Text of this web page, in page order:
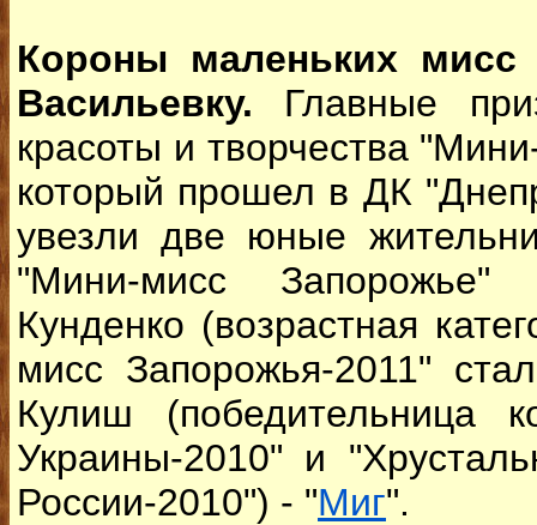
Короны маленьких
Васильевку. Главные
красоты и творчества
который прошел в ДК
увезли две юные
"Мини-мисс Запорожье"
Кунденко (возрастная
мисс Запорожья-2011"
Кулиш (победительница
Украины-2010" и
России-2010") - "Миг".